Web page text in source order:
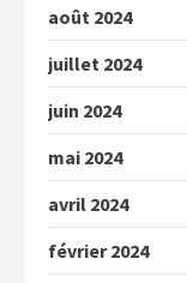
août 2024
juillet 2024
juin 2024
mai 2024
avril 2024
février 2024